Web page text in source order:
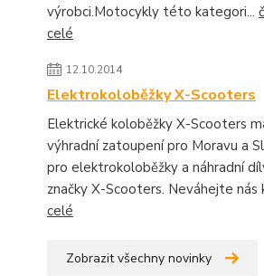
výrobci.Motocykly této kategori...
celé
12.10.2014
Elektrokoloběžky X-Scooters
Elektrické koloběžky X-Scooters
výhradní zatoupení pro Moravu a
pro elektrokoloběžky a náhradní
značky X-Scooters. Neváhejte nás
celé
Zobrazit všechny novinky